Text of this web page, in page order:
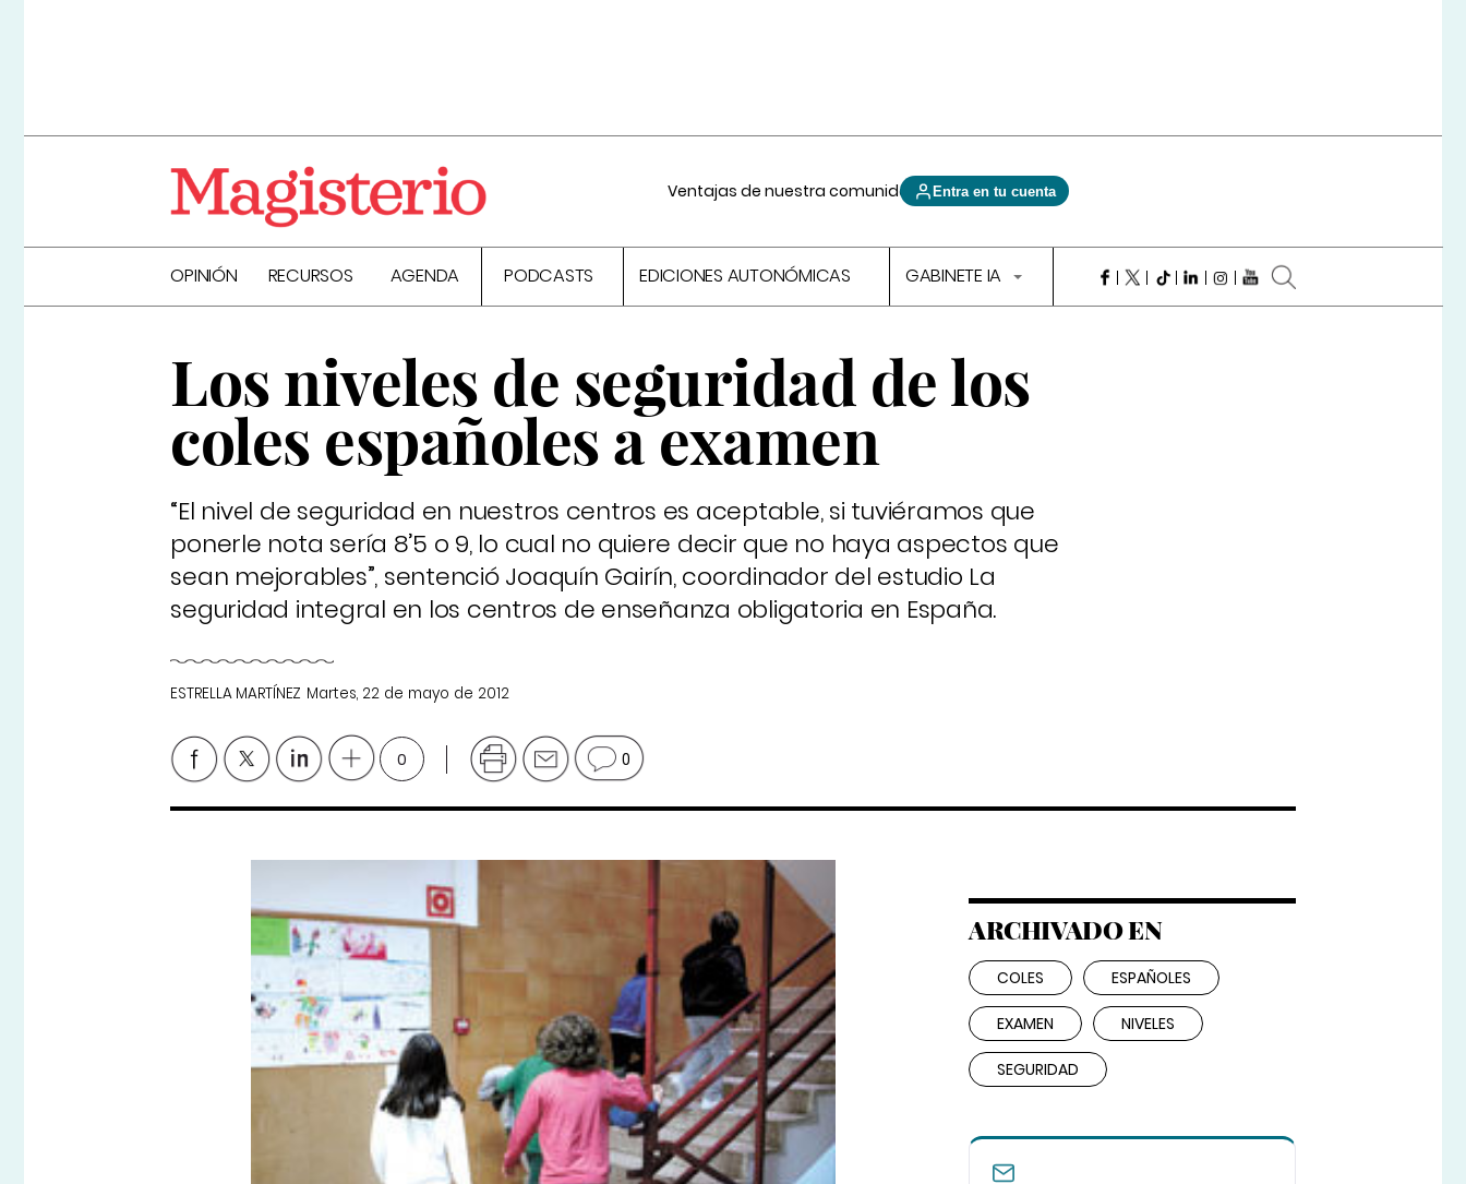
Ventajas de nuestra comunidad Entra en tu cuenta
OPINIÓN RECURSOS AGENDA PODCASTS EDICIONES AUTONÓMICAS GABINETE IA
Los niveles de seguridad de los
coles españoles a examen
“El nivel de seguridad en nuestros centros es aceptable, si tuviéramos que
ponerle nota sería 8’5 o 9, lo cual no quiere decir que no haya aspectos que
sean mejorables”, sentenció Joaquín Gairín, coordinador del estudio La
seguridad integral en los centros de enseñanza obligatoria en España.
ESTRELLA MARTÍNEZ Martes, 22 de mayo de 2012
0 0
ARCHIVADO EN
COLES ESPAÑOLES
EXAMEN NIVELES
SEGURIDAD